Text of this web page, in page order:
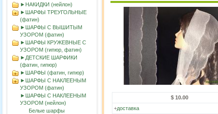
►НАКИДКИ (нейлон)
►ШАРФЫ ТРЕУГОЛЬНЫЕ
(фатин)
►ШАРФЫ С ВЫШИТЫМ
УЗОРОМ (фатин)
►ШАРФЫ КРУЖЕВНЫЕ С
УЗОРОМ (гипюр, фатин)
►ДЕТСКИЕ ШАРФИКИ
(фатин, гипюр)
►ШАРФЫ (фатин, гипюр)
►ШАРФЫ С НАКЛЕЕНЫМ
УЗОРОМ (фатин)
►ШАРФЫ С НАКЛЕЕНЫМ
УЗОРОМ (нейлон)
Белые шарфы
$ 10.00
+доставка